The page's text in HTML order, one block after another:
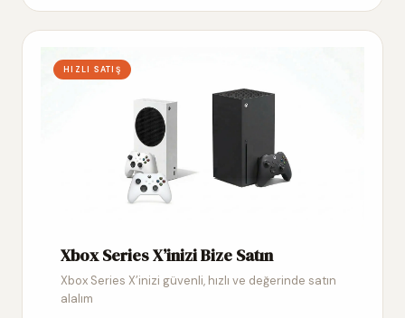
HIZLI SATIŞ
Xbox Series X’inizi Bize Satın
Xbox Series X’inizi güvenli, hızlı ve değerinde satın
alalım